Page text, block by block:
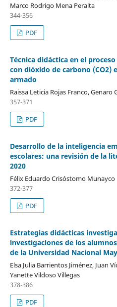
Marco Rodrigo Mena Peralta
344-356
PDF
Técnica didáctica en el
con dióxido de carbono (CO2)
armado
Raissa Leticia Rojas Franco, Genaro
357-371
PDF
Desarrollo de la inteligencia
escolares: una revisión de la
2020
Félix Eduardo Crisóstomo Munayco
372-377
PDF
Estrategias didácticas
investigaciones de los
de la Universidad Nacional
Elsa Julia Barrientos Jiménez, Juan
Yanette Vildoso Villegas
378-386
PDF